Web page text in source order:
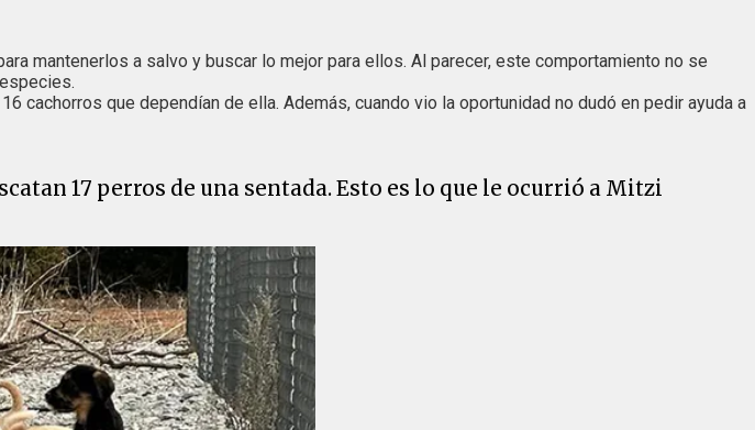
mantenerlos a salvo y buscar lo mejor para ellos. Al parecer, este comportamiento no se
que dependían de ella. Además, cuando vio la oportunidad no dudó en pedir ayuda a
17 perros de una sentada. Esto es lo que le ocurrió a Mitzi